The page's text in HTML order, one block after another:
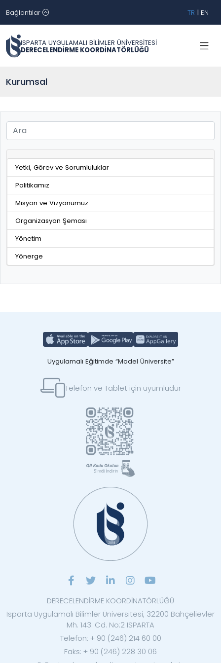
Bağlantılar TR | EN
ISPARTA UYGULAMALI BİLİMLER ÜNİVERSİTESİ
DERECELENDİRME KOORDİNATÖRLÜĞÜ
Kurumsal
Yetki, Görev ve Sorumluluklar
Politikamız
Misyon ve Vizyonumuz
Organizasyon Şeması
Yönetim
Yönerge
Uygulamalı Eğitimde “Model Üniversite”
Telefon ve Tablet için uyumludur
DERECELENDİRME KOORDİNATÖRLÜĞÜ
Isparta Uygulamalı Bilimler Üniversitesi, 32200 Bahçelievler
Mh. 143. Cd. No:2 ISPARTA
Telefon: + 90 (246) 214 60 00
Faks: + 90 (246) 228 30 06